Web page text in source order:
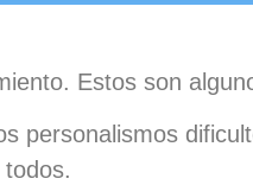
Estos son
personalismos